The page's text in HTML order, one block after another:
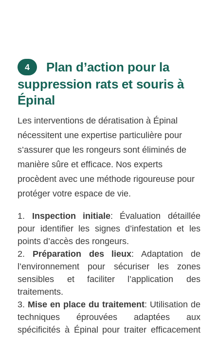
4
Plan d’action pour la
suppression rats et souris à
Épinal
Les interventions de dératisation à Épinal
nécessitent une expertise particulière pour
s’assurer que les rongeurs sont éliminés de
manière sûre et efficace. Nos experts
procèdent avec une méthode rigoureuse pour
protéger votre espace de vie.
Inspection initiale: Évaluation détaillée
pour identifier les signes d’infestation et les
points d’accès des rongeurs.
Préparation des lieux: Adaptation de
l’environnement pour sécuriser les zones
sensibles et faciliter l’application des
traitements.
Mise en place du traitement: Utilisation de
techniques éprouvées adaptées aux
spécificités à Épinal pour traiter efficacement